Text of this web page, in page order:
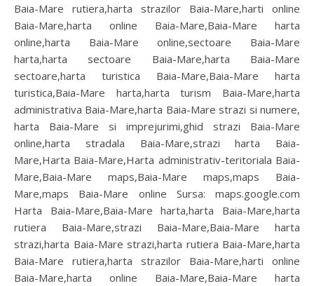
Baia-Mare rutiera,harta strazilor Baia-Mare,harti online
Baia-Mare,harta online Baia-Mare,Baia-Mare harta
online,harta Baia-Mare online,sectoare Baia-Mare
harta,harta sectoare Baia-Mare,harta Baia-Mare
sectoare,harta turistica Baia-Mare,Baia-Mare harta
turistica,Baia-Mare harta,harta turism Baia-Mare,harta
administrativa Baia-Mare,harta Baia-Mare strazi si numere,
harta Baia-Mare si imprejurimi,ghid strazi Baia-Mare
online,harta stradala Baia-Mare,strazi harta Baia-
Mare,Harta Baia-Mare,Harta administrativ-teritoriala Baia-
Mare,Baia-Mare maps,Baia-Mare maps,maps Baia-
Mare,maps Baia-Mare online Sursa: maps.google.com
Harta Baia-Mare,Baia-Mare harta,harta Baia-Mare,harta
rutiera Baia-Mare,strazi Baia-Mare,Baia-Mare harta
strazi,harta Baia-Mare strazi,harta rutiera Baia-Mare,harta
Baia-Mare rutiera,harta strazilor Baia-Mare,harti online
Baia-Mare,harta online Baia-Mare,Baia-Mare harta